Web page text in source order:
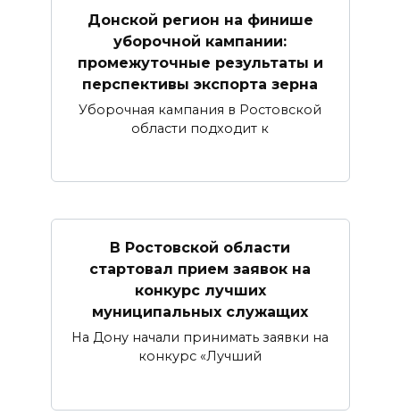
Донской регион на финише
уборочной кампании:
промежуточные результаты и
перспективы экспорта зерна
Уборочная кампания в Ростовской
области подходит к
В Ростовской области
стартовал прием заявок на
конкурс лучших
муниципальных служащих
На Дону начали принимать заявки на
конкурс «Лучший